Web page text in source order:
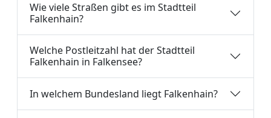
Wie viele Straßen gibt es im Stadtteil
Falkenhain?
Welche Postleitzahl hat der Stadtteil
Falkenhain in Falkensee?
In welchem Bundesland liegt Falkenhain?